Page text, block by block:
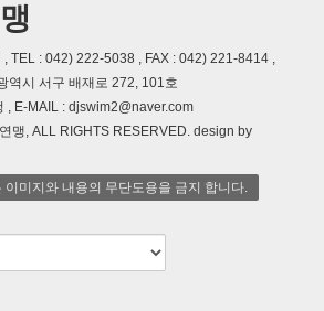
TEL : 042) 222-5038 , FAX : 042) 221-8414 ,
역시 서구 배재로 272, 101호
, E-MAIL : djswim2@naver.com
맹, ALL RIGHTS RESERVED. design by
이미지와 내용의 무단도용을 금지 합니다.